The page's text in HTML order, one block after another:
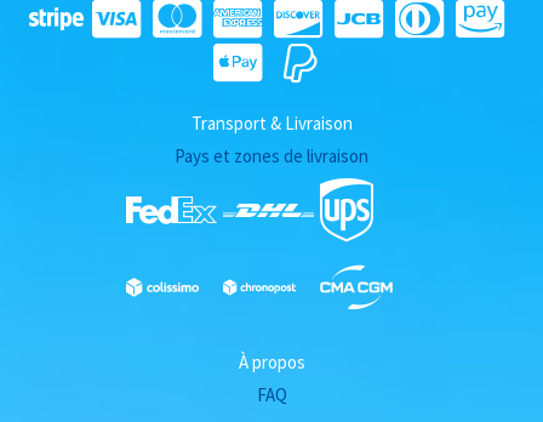
Transport & Livraison
Pays et zones de livraison
À propos
FAQ